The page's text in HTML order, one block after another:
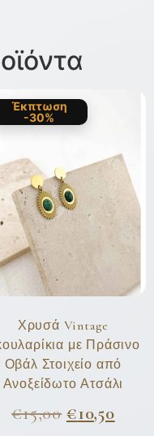
Έκπτωση
-30%
Χρυσά Vintage
με Πράσινο
Οβάλ Στοιχείο από
Ανοξείδωτο Ατσάλι
€15,00 €10,50